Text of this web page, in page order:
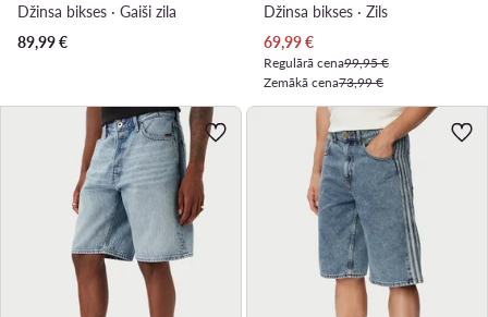
Džinsa bikses · Gaiši zila
89,99€
Džinsa bikses · Zils
Pašreizējā cena
69,99€
Regulārā cena99,95 €
Zemākā cena73,99 €